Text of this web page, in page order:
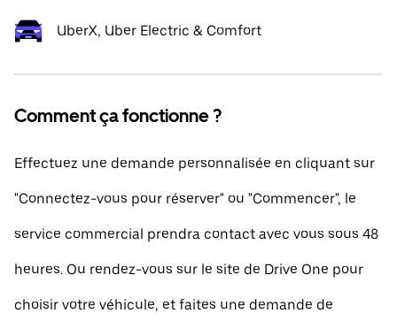
UberX, Uber Electric & Comfort
Comment ça fonctionne ?
Effectuez une demande personnalisée en cliquant sur
"Connectez-vous pour réserver" ou "Commencer", le
service commercial prendra contact avec vous sous 48
heures. Ou rendez-vous sur le site de Drive One pour
choisir votre véhicule, et faites une demande de